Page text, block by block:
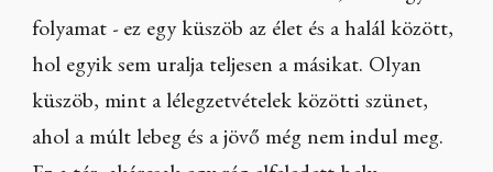
folyamat - ez egy küszöb az élet és a halál között,
hol egyik sem uralja teljesen a másikat. Olyan
küszöb, mint a lélegzetvételek közötti szünet,
ahol a múlt lebeg és a jövő még nem indul meg.